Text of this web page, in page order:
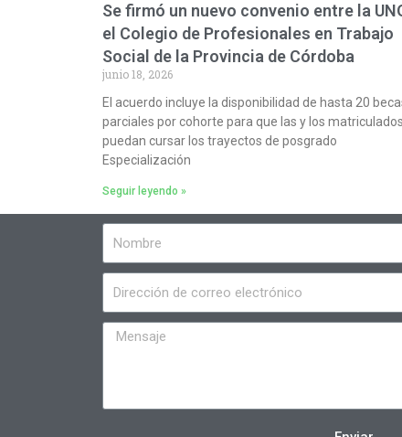
Se firmó un nuevo convenio entre la
el Colegio de Profesionales en Trabajo
Social de la Provincia de Córdoba
junio 18, 2026
El acuerdo incluye la disponibilidad de hasta 20
parciales por cohorte para que las y los matriculados
puedan cursar los trayectos de posgrado
Especialización
Seguir leyendo »